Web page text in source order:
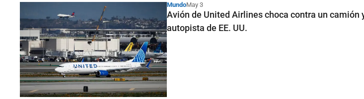
MundoMay 3
Avión de United Airlines choca contra un camión
autopista de EE. UU.